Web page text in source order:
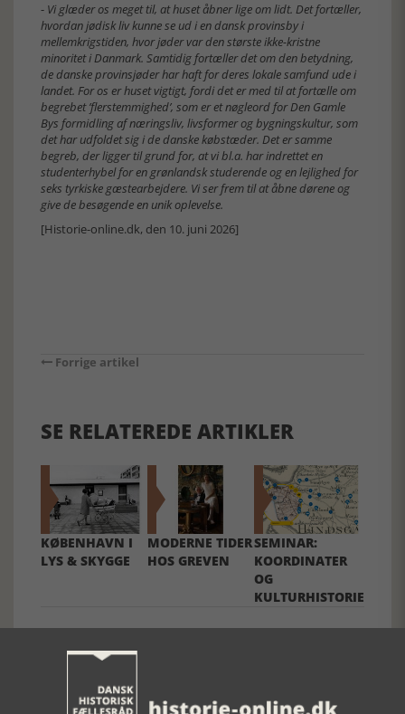
- Vi glæder os meget til, at huset åbner lige om lidt. Det fortæller,
hvordan jødisk liv kunne se ud i en dansk provinsby i
mellemkrigstiden, hvor jøder var den største ikke-kristne
minoritet i Danmark. Samtidig fortæller det om den betydning,
de danske provinsjøder har haft for deres lokale samfund ude i
landet. For os er huset vigtigt, fordi det er med til at fortælle om
begrebet ’flerstemmighed’, som er et nøgleord for Den Gamle
Bys formidling af næringsliv, livsformer og bygningskultur, som
det har udfoldet sig i de danske købstæder. Det er samme
begreb, der ligger til grund for, at vi bl.a. har indrettet en
studenterhybel for en grønlandsk studerende og en lejlighed for
seks tyrkiske gæstearbejdere. Vi ser frem til at åbne dørene og
give de besøgende en unik oplevelse.
[Historie-online.dk, den 10. juni 2026]
Forrige artikel
SE RELATEREDE ARTIKLER
KØBENHAVN I
LYS & SKYGGE
MODERNE TIDER
HOS GREVEN
SEMINAR:
KOORDINATER
OG
KULTURHISTORIE